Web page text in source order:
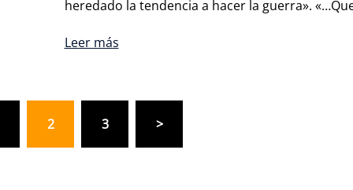
heredado la tendencia a hacer la guerra».
Leer más
2 3 >